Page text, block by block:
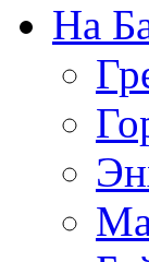
На